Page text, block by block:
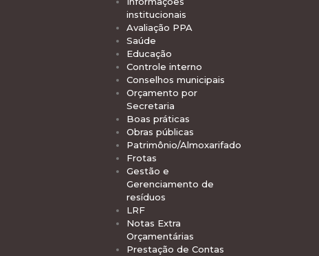
institucionais
Avaliação PPA
Saúde
Educação
Controle interno
Conselhos municipais
Orçamento por
Secretaria
Boas práticas
Obras públicas
Patrimônio/Almoxarifado
Frotas
Gestão e
Gerenciamento de
resíduos
LRF
Notas Extra
Orçamentárias
Prestação de Contas